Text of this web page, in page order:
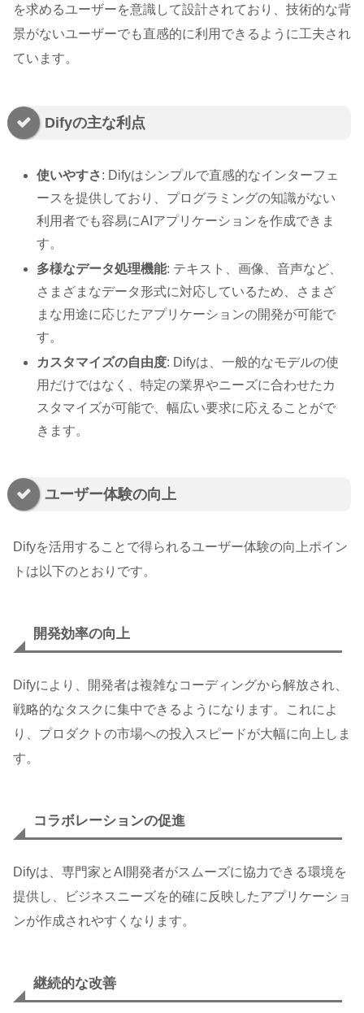
を求めるユーザーを意識して設計されており、技術的な背
景がないユーザーでも直感的に利用できるように工夫され
ています。
Difyの主な利点
使いやすさ: Difyはシンプルで直感的なインターフェ
ースを提供しており、プログラミングの知識がない
利用者でも容易にAIアプリケーションを作成できま
す。
多様なデータ処理機能: テキスト、画像、音声など、
さまざまなデータ形式に対応しているため、さまざ
まな用途に応じたアプリケーションの開発が可能で
す。
カスタマイズの自由度: Difyは、一般的なモデルの使
用だけではなく、特定の業界やニーズに合わせたカ
スタマイズが可能で、幅広い要求に応えることがで
きます。
ユーザー体験の向上
Difyを活用することで得られるユーザー体験の向上ポイン
トは以下のとおりです。
開発効率の向上
Difyにより、開発者は複雑なコーディングから解放され、
戦略的なタスクに集中できるようになります。これによ
り、プロダクトの市場への投入スピードが大幅に向上しま
す。
コラボレーションの促進
Difyは、専門家とAI開発者がスムーズに協力できる環境を
提供し、ビジネスニーズを的確に反映したアプリケーショ
ンが作成されやすくなります。
継続的な改善